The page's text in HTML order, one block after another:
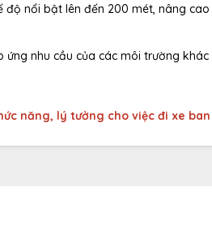
độ nổi bật lên đến 200 mét, nâng
nhu cầu của các môi trường khác
năng, lý tưởng cho việc đi xe